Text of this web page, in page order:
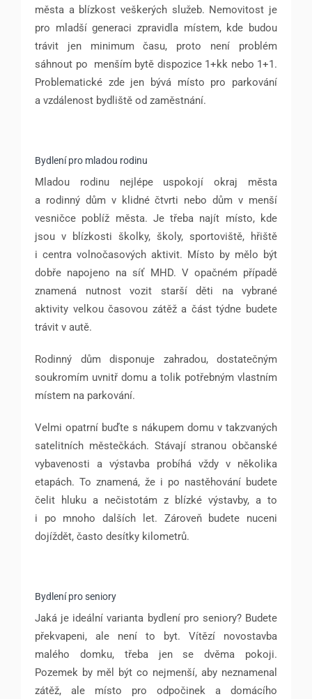
města a blízkost veškerých služeb. Nemovitost je
pro mladší generaci zpravidla místem, kde budou
trávit jen minimum času, proto není problém
sáhnout po menším bytě dispozice 1+kk nebo 1+1.
Problematické zde jen bývá místo pro parkování
a vzdálenost bydliště od zaměstnání.
Bydlení pro mladou rodinu
Mladou rodinu nejlépe uspokojí okraj města
a rodinný dům v klidné čtvrti nebo dům v menší
vesničce poblíž města. Je třeba najít místo, kde
jsou v blízkosti školky, školy, sportoviště, hřiště
i centra volnočasových aktivit. Místo by mělo být
dobře napojeno na síť MHD. V opačném případě
znamená nutnost vozit starší děti na vybrané
aktivity velkou časovou zátěž a část týdne budete
trávit v autě.
Rodinný dům disponuje zahradou, dostatečným
soukromím uvnitř domu a tolik potřebným vlastním
místem na parkování.
Velmi opatrní buďte s nákupem domu v takzvaných
satelitních městečkách. Stávají stranou občanské
vybavenosti a výstavba probíhá vždy v několika
etapách. To znamená, že i po nastěhování budete
čelit hluku a nečistotám z blízké výstavby, a to
i po mnoho dalších let. Zároveň budete nuceni
dojíždět, často desítky kilometrů.
Bydlení pro seniory
Jaká je ideální varianta bydlení pro seniory? Budete
překvapeni, ale není to byt. Vítězí novostavba
malého domku, třeba jen se dvěma pokoji.
Pozemek by měl být co nejmenší, aby neznamenal
zátěž, ale místo pro odpočinek a domácího